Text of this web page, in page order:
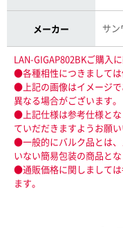
メーカー サン
LAN-GIGAP802BKご購入
●各種相性につきましては
●上記の画像はイメージで
異なる場合がございます。
●上記仕様は参考仕様と
ていだだきますようお願い
●一般的にバルク品とは
いない簡易包装の商品とな
●通販価格に関しまして
ます。